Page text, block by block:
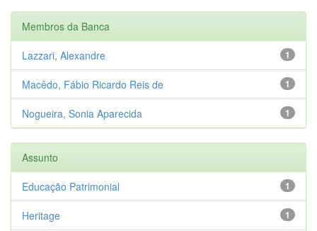
Membros da Banca
1
Lazzari, Alexandre
1
Macêdo, Fábio Ricardo Reis de
1
Nogueira, Sonia Aparecida
Assunto
1
Educação Patrimonial
1
Heritage